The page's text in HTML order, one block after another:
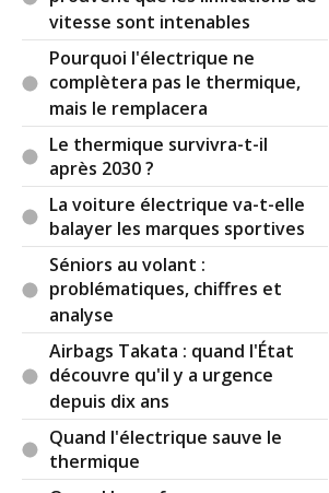
Bmw cherche depuis des mois à
passer sur la série 8 gran coupé
F06 gran coupé sera ma dernière
sur la série 8 pourtant plus chère
notablement autant au visuel
ParArkane
11 09:05:58) : Surtout que sur les
(hors opel) les promotions façon
NEIN 😡
Ça baisse d'un côté et ça
l'autre, sont pingres les
automobile... comme toujours
continue de bien se vendre 😄
Reste que la clientèle actuelle
marqueur social : un logo
Le gros des ventes se sont des
les plus en recherche de
vitesse sont intenables
Pourquoi l'électrique ne
complètera pas le thermique,
mais le remplacera
Le thermique survivra-t-il
après 2030 ?
La voiture électrique va-t-elle
balayer les marques sportives
Séniors au volant :
problématiques, chiffres et
analyse
Airbags Takata : quand l'État
découvre qu'il y a urgence
depuis dix ans
Quand l'électrique sauve le
thermique